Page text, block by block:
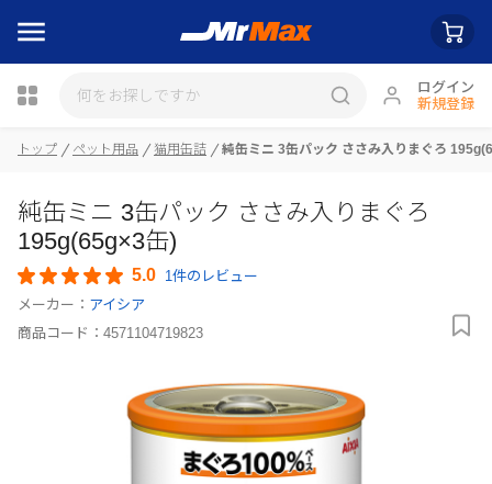
ログイン
新規登録
瓶詰
トップ ペット用品 猫用缶詰 純缶ミニ 3缶パック ささみ入りまぐろ
純缶ミニ 3缶パック ささみ入りまぐろ
195g(65g×3缶)
5.0 1件のレビュー
メーカー： アイシア
商品コード： 4571104719823